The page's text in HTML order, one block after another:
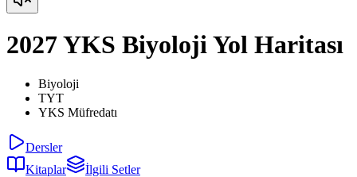
2027 YKS Biyoloji Yol Haritası
Biyoloji
TYT
YKS Müfredatı
Dersler
Kitaplar
İlgili Setler